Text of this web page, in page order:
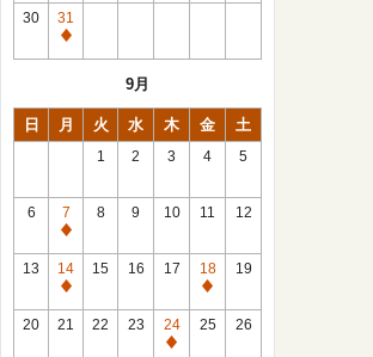
館
日
30
31
休
9月
日 月 火 水 木 金 土
1 2 3 4 5
6
7
休
館
日
8 9 10 11 12
13
14
休
館
15 16 17
18
休
館
19
20 21 22 23
24
休
25 26